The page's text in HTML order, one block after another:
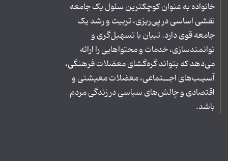
خانواده به عنوان کوچکترین سلول یک جامعه
نقشی اساسی در پی‌ریزی، تربیت و رشد یک
جامعه قوی دارد. تبیان با تسهیل‌گری و
توانمندسازی، خدمات و محتواهایی را ارائه
می‌دهد که بتواند گره‌گشای معضلات فرهنگی،
آسیـب‌های اجــتماعی، معضلات معیشتی و
اقتصادی و چالش‌های سیاسی در زندگی مردم
باشد.